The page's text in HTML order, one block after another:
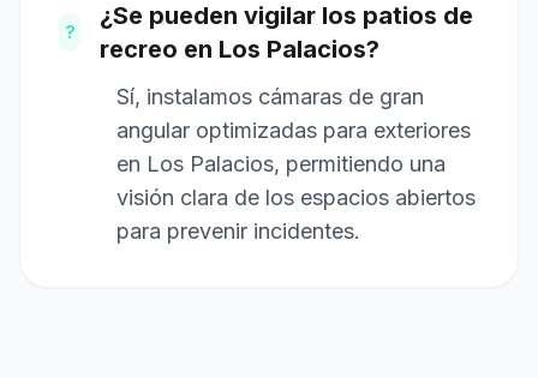
?
¿Se pueden vigilar los patios de
recreo en Los Palacios?
Sí, instalamos cámaras de gran
angular optimizadas para exteriores
en Los Palacios, permitiendo una
visión clara de los espacios abiertos
para prevenir incidentes.